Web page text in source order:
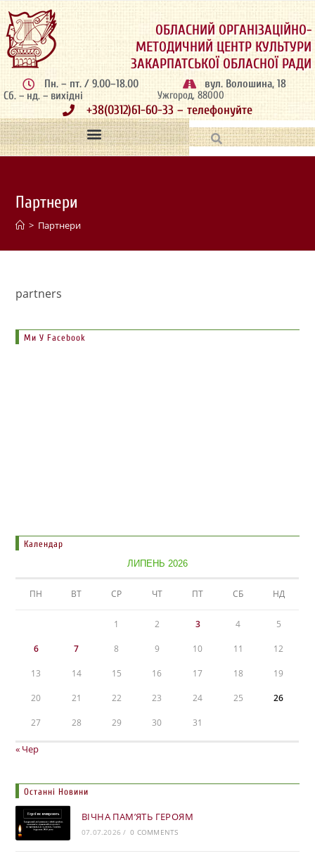
ОБЛАСНИЙ ОРГАНІЗАЦІЙНО-
МЕТОДИЧНИЙ ЦЕНТР КУЛЬТУРИ
ЗАКАРПАТСЬКОЇ ОБЛАСНОЇ РАДИ
Пн. – пт. / 9.00–18.00
Сб. – нд. – вихідні
вул. Волошина, 18
Ужгород, 88000
+38(0312)61-60-33 – телефонуйте
Партнери
> Партнери
partners
Ми У Facebook
Календар
ЛИПЕНЬ 2026
ПН ВТ СР ЧТ ПТ СБ НД
1 2 3 4 5
6 7 8 9 10 11 12
13 14 15 16 17 18 19
20 21 22 23 24 25 26
27 28 29 30 31
« Чер
Останні Новини
ВІЧНА ПАМ’ЯТЬ ГЕРОЯМ
07.07.2026 / 0 COMMENTS